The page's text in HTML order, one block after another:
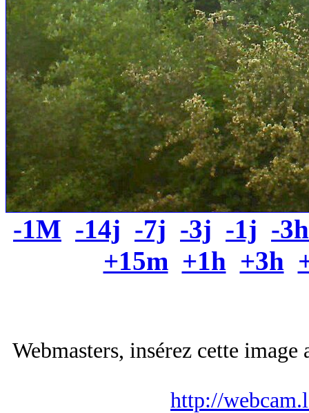
-1M -14j -7j -3j -1j -3h
+15m +1h +3h
Webmasters, insérez cette
http://